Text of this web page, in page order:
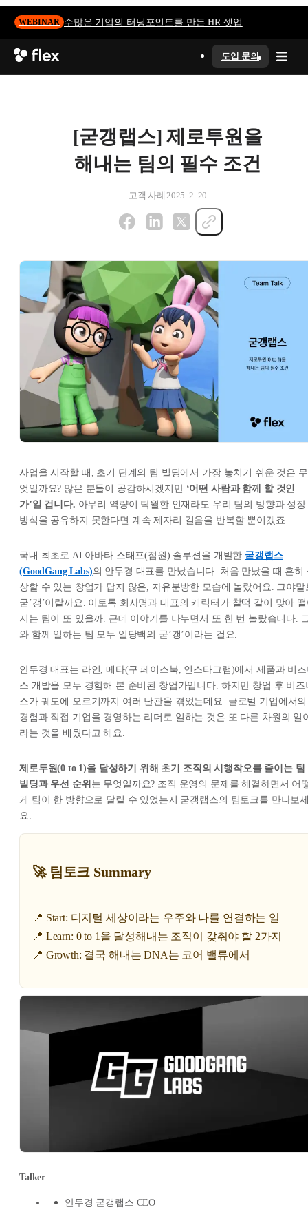
WEBINAR 수많은 기업의 터닝포인트를 만든 HR 셋업
도입 문의
[굳갱랩스] 제로투원을
해내는 팀의 필수 조건
고객 사례 2025. 2. 20
사업을 시작할 때, 초기 단계의 팀 빌딩에서 가장 놓치기 쉬운 것은 무
엇일까요? 많은 분들이 공감하시겠지만 ‘어떤 사람과 함께 할 것인
가’일 겁니다. 아무리 역량이 탁월한 인재라도 우리 팀의 방향과 성장
방식을 공유하지 못한다면 계속 제자리 걸음을 반복할 뿐이겠죠.
국내 최초로 AI 아바타 스태프(점원) 솔루션을 개발한 굳갱랩스
(GoodGang Labs)의 안두경 대표를 만났습니다. 처음 만났을 때 흔히
상할 수 있는 창업가 답지 않은, 자유분방한 모습에 놀랐어요. 그야말
굳’갱’이랄까요. 이토록 회사명과 대표의 캐릭터가 찰떡 같이 맞아
지는 팀이 또 있을까. 근데 이야기를 나누면서 또 한 번 놀랐습니다.
와 함께 일하는 팀 모두 일당백의 굳’갱’이라는 걸요.
안두경 대표는 라인, 메타(구 페이스북, 인스타그램)에서 제품과 비
스 개발을 모두 경험해 본 준비된 창업가입니다. 하지만 창업 후 비즈
스가 궤도에 오르기까지 여러 난관을 겪었는데요. 글로벌 기업에서의
경험과 직접 기업을 경영하는 리더로 일하는 것은 또 다른 차원의 일
라는 것을 배웠다고 해요.
제로투원(0 to 1)을 달성하기 위해 초기 조직의 시행착오를 줄이는 팀
빌딩과 우선 순위 는 무엇일까요? 조직 운영의 문제를 해결하면서 어
게 팀이 한 방향으로 달릴 수 있었는지 굳갱랩스의 팀토크를 만나보
요.
🚀 팀토크 Summary
📍 Start: 디지털 세상이라는 우주와 나를 연결하는 일
📍 Learn: 0 to 1을 달성해내는 조직이 갖춰야 할 2가지
📍 Growth: 결국 해내는 DNA는 코어 밸류에서
Talker
안두경 굳갱랩스 CEO